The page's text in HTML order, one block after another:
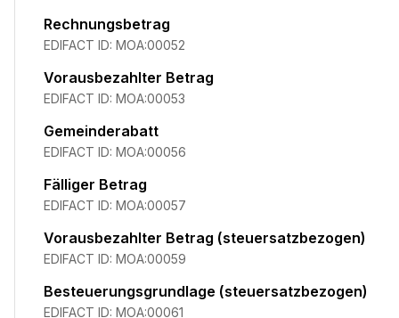
Rechnungsbetrag
EDIFACT ID: MOA:00052
Vorausbezahlter Betrag
EDIFACT ID: MOA:00053
Gemeinderabatt
EDIFACT ID: MOA:00056
Fälliger Betrag
EDIFACT ID: MOA:00057
Vorausbezahlter Betrag (steuersatzbezogen)
EDIFACT ID: MOA:00059
Besteuerungsgrundlage (steuersatzbezogen)
EDIFACT ID: MOA:00061